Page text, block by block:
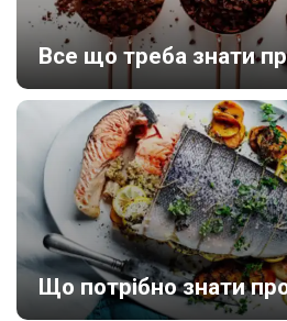
Все що треба знати
Що потрібно знати